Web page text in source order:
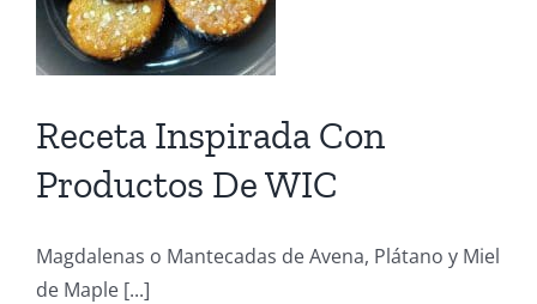
Receta Inspirada Con
Productos De WIC
Magdalenas o Mantecadas de Avena, Plátano y Miel
de Maple [...]